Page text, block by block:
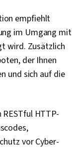
Back-End-
Language,
Methoden der
Architektur, Full-
Sprache,
Entwicklung,
Skripting,
Software-
Kollaborative
empfiehlt
im Umgang mit
wird. Zusätzlich
der Ihnen
und sich auf die
HTTP-
vor Cyber-